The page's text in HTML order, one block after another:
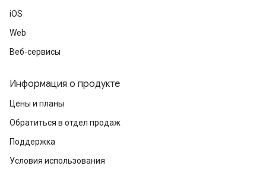
iOS
Web
Веб-сервисы
Информация о продукте
Цены и планы
Обратиться в отдел продаж
Поддержка
Условия использования